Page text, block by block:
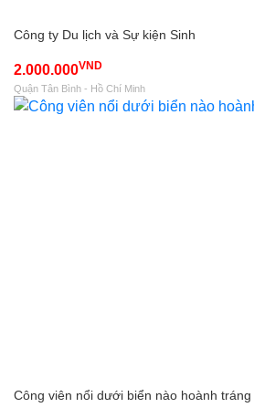
Công ty Du lịch và Sự kiện Sinh
2.000.000VND
Quận Tân Bình - Hồ Chí Minh
Công viên nổi dưới biển nào hoành